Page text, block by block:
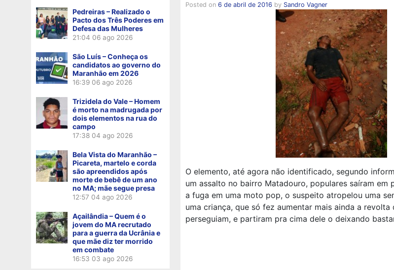
Pedreiras – Realizado o
Pacto dos Três Poderes em
Defesa das Mulheres
21:04 06 ago 2026
São Luís – Conheça os
candidatos ao governo do
Maranhão em 2026
16:39 06 ago 2026
Trizidela do Vale – Homem
é morto na madrugada por
dois elementos na rua do
campo
17:38 04 ago 2026
Bela Vista do Maranhão –
Picareta, martelo e corda
são apreendidos após
morte de bebê de um ano
no MA; mãe segue presa
12:57 04 ago 2026
Açailândia – Quem é o
jovem do MA recrutado
para a guerra da Ucrânia e
que mãe diz ter morrido
em combate
16:53 03 ago 2026
Posted on 6 de abril de 2016 by Sandro Vagner
O elemento, até agora não identificado, segundo
um assalto no bairro Matadouro, populares saíram em
a fuga em uma moto pop, o suspeito atropelou uma
uma criança, que só fez aumentar mais ainda a revolta
perseguiam, e partiram pra cima dele o deixando